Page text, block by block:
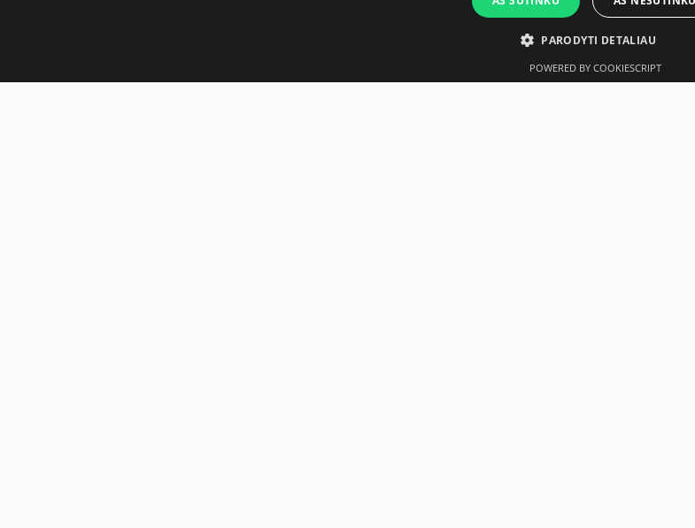
Aprašymas
PARODYTI DETALIAU
POWERED BY COOKIESCRIPT